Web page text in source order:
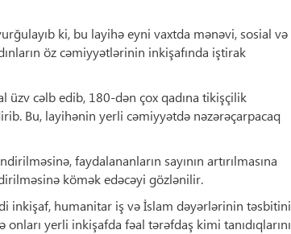
ki, bu layihə eyni vaxtda mənəvi, sosial və
öz cəmiyyətlərinin inkişafında iştirak
cəlb edib, 180-dən çox qadına tikişçilik
Bu, layihənin yerli cəmiyyətdə nəzərəçarpacaq
faydalananların sayının artırılmasına
kömək edəcəyi gözlənilir.
inkişaf, humanitar iş və İslam dəyərlərinin təsbitini
yerli inkişafda fəal tərəfdaş kimi tanıdıqlarını